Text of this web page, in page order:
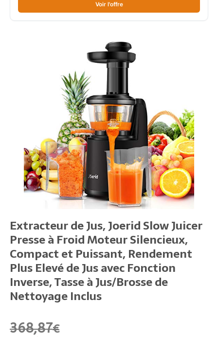
Voir l'offre
Extracteur de Jus, Joerid Slow Juicer
Presse à Froid Moteur Silencieux,
Compact et Puissant, Rendement
Plus Elevé de Jus avec Fonction
Inverse, Tasse à Jus/Brosse de
Nettoyage Inclus
368,87€